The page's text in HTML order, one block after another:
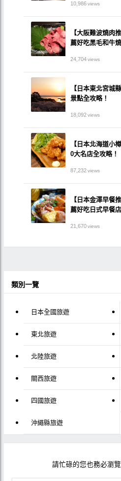
10,986views
【大阪難波燒肉
薦好吃黑毛和牛
24,704views
【日本東北宮城
景點全攻略！
18,092views
【日本北海道小
0大名店全攻略！
87,232views
【日本金澤早餐
薦好吃日式早餐店
21,670views
類別一覽
日本全國旅遊
東北旅遊
北陸旅遊
關西旅遊
四國旅遊
沖繩縣旅遊
請忙碌的您也務必瀏